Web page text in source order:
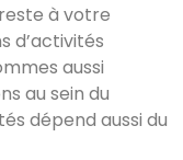
à votre
d’activités
aussi
au sein du
dépend aussi du